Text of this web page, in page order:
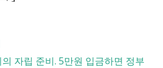
자립 준비. 5만원 입금하면 정부